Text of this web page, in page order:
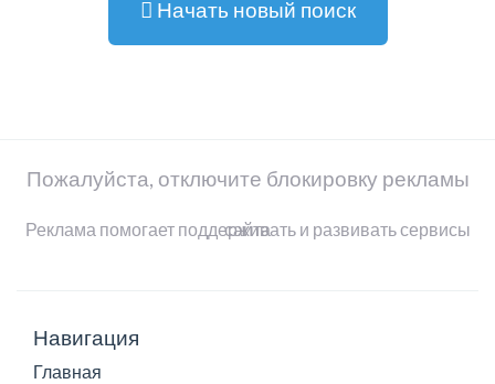
Начать новый поиск
Пожалуйста, отключите блокировку рекламы
Реклама помогает поддерживать и развивать сервисы сайта
Навигация
Главная